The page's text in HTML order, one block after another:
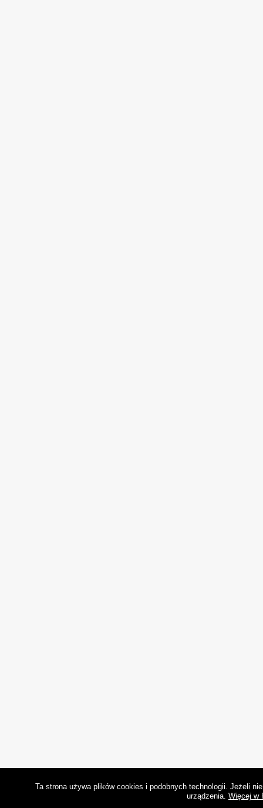
Ta strona używa plików cookies i podobnych technologii. Jeżeli
urządzenia. Więcej w